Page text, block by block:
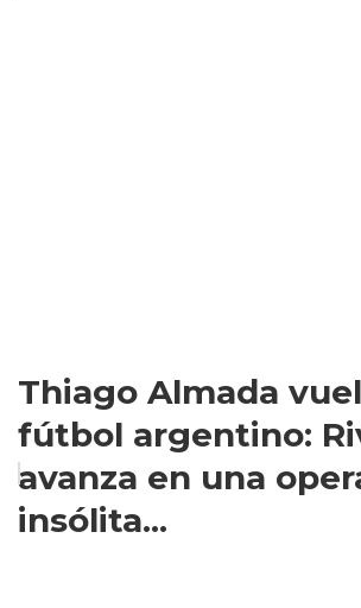
Thiago Almada
fútbol argentino:
avanza en una
insólita...